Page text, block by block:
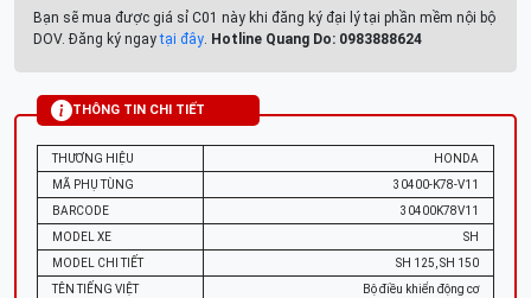
Bạn sẽ mua được giá sỉ C01 này khi đăng ký đại lý tại phần mềm nội bộ
DOV. Đăng ký ngaytại đây. Hotline Quang Do: 0983888624
THÔNG TIN CHI TIẾT
THƯƠNG HIỆU
HONDA
MÃ PHỤ TÙNG
30400-K78-V11
BARCODE
30400K78V11
MODEL XE
SH
MODEL CHI TIẾT
SH 125, SH 150
TÊN TIẾNG VIỆT
Bộ điều khiển động cơ